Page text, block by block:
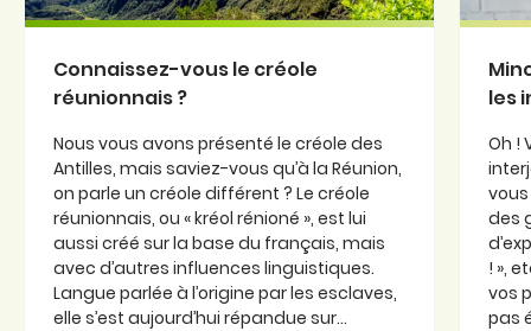
Connaissez-vous le créole
réunionnais ?
Nous vous avons présenté le créole des
Antilles, mais saviez-vous qu’à la Réunion,
on parle un créole différent ? Le créole
réunionnais, ou « kréol rénioné », est lui
aussi créé sur la base du français, mais
avec d’autres influences linguistiques.
Langue parlée à l’origine par les esclaves,
elle s’est aujourd’hui répandue sur...
les
Oh !
des
! »,
vos
pas